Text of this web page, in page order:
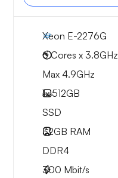
Xeon E-2276G
6 Cores x 3.8GHz
Max 4.9GHz
1x512GB
SSD
32GB RAM
DDR4
300 Mbit/s